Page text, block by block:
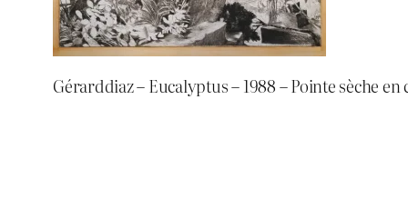
Gérarddiaz – Eucalyptus – 1988 – Pointe sèche